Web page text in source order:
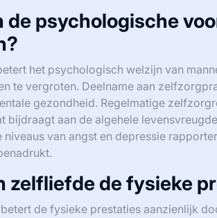
de psychologische
het psychologisch welzijn van
te vergroten. Deelname aan
gezondheid. Regelmatige
bijdraagt aan de algehele
niveaus van angst en depressie
zelfliefde de fysieke
de fysieke prestaties aanzienlijk